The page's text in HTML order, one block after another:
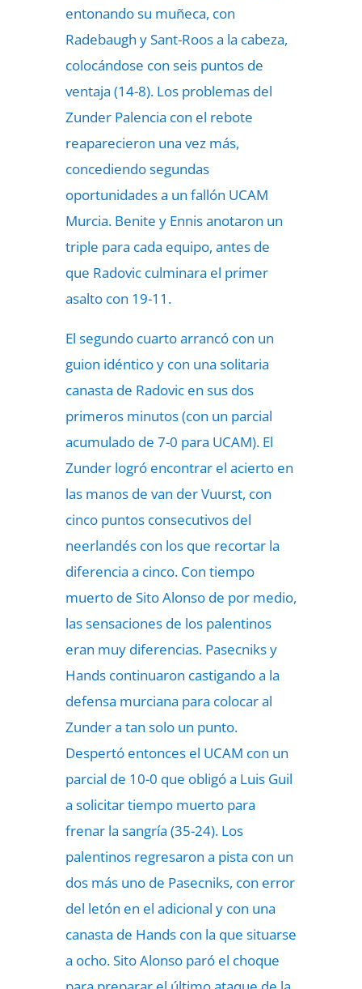
entonando su muñeca, con
Radebaugh y Sant-Roos a la cabeza,
colocándose con seis puntos de
ventaja (14-8). Los problemas del
Zunder Palencia con el rebote
reaparecieron una vez más,
concediendo segundas
oportunidades a un fallón UCAM
Murcia. Benite y Ennis anotaron un
triple para cada equipo, antes de
que Radovic culminara el primer
asalto con 19-11.
El segundo cuarto arrancó con un
guion idéntico y con una solitaria
canasta de Radovic en sus dos
primeros minutos (con un parcial
acumulado de 7-0 para UCAM). El
Zunder logró encontrar el acierto en
las manos de van der Vuurst, con
cinco puntos consecutivos del
neerlandés con los que recortar la
diferencia a cinco. Con tiempo
muerto de Sito Alonso de por medio,
las sensaciones de los palentinos
eran muy diferencias. Pasecniks y
Hands continuaron castigando a la
defensa murciana para colocar al
Zunder a tan solo un punto.
Despertó entonces el UCAM con un
parcial de 10-0 que obligó a Luis Guil
a solicitar tiempo muerto para
frenar la sangría (35-24). Los
palentinos regresaron a pista con un
dos más uno de Pasecniks, con error
del letón en el adicional y con una
canasta de Hands con la que situarse
a ocho. Sito Alonso paró el choque